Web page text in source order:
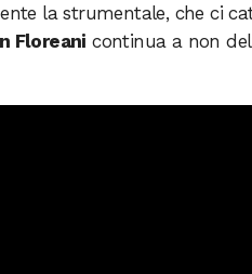
la strumentale, che ci
Floreani continua a non